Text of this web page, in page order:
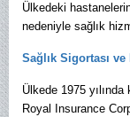
Ülkedeki
nedeniyle sağlık
Sağlık Sigortası
Ülkede 1975
Royal Insurance